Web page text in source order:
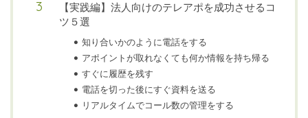
【実践編】法人向けのテレアポを成功させるコ
ツ５選
知り合いかのように電話をする
アポイントが取れなくても何か情報を持ち帰る
すぐに履歴を残す
電話を切った後にすぐ資料を送る
リアルタイムでコール数の管理をする